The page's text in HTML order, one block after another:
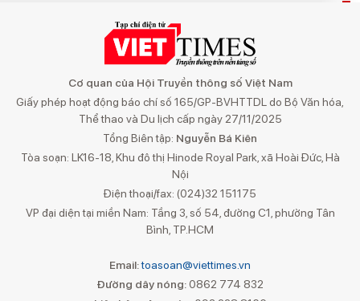
Cơ quan của Hội Truyền thông số Việt Nam
Giấy phép hoạt động báo chí số 165/GP-BVHTTDL do Bộ Văn hóa,
Thể thao và Du lịch cấp ngày 27/11/2025
Tổng Biên tập: Nguyễn Bá Kiên
Tòa soạn: LK16-18, Khu đô thị Hinode Royal Park, xã Hoài Đức, Hà
Nội
Điện thoại/fax: (024)32 151175
VP đại diện tại miền Nam: Tầng 3, số 54, đường C1, phường Tân
Bình, TP.HCM
Email:toasoan@viettimes.vn
Đường dây nóng: 0862 774 832